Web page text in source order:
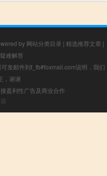
by 网站分类目录 | 精选推荐文章 |
疑难解答
发邮件到f_fb#foxmail.com说明，我们
，谢谢
盈利性广告及商业合作